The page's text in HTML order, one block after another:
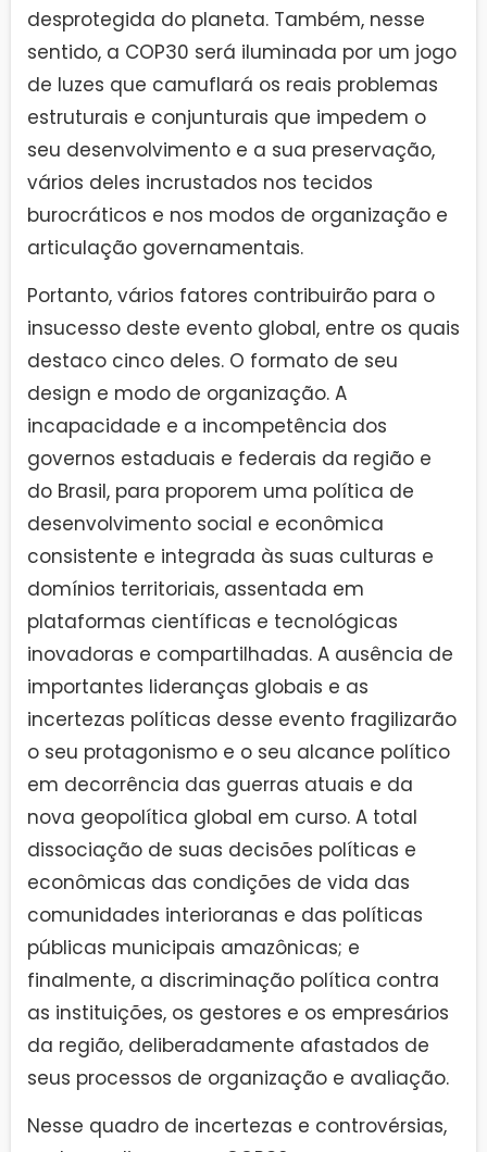
desprotegida do planeta. Também, nesse
sentido, a COP30 será iluminada por um jogo
de luzes que camuflará os reais problemas
estruturais e conjunturais que impedem o
seu desenvolvimento e a sua preservação,
vários deles incrustados nos tecidos
burocráticos e nos modos de organização e
articulação governamentais.
Portanto, vários fatores contribuirão para o
insucesso deste evento global, entre os quais
destaco cinco deles. O formato de seu
design e modo de organização. A
incapacidade e a incompetência dos
governos estaduais e federais da região e
do Brasil, para proporem uma política de
desenvolvimento social e econômica
consistente e integrada às suas culturas e
domínios territoriais, assentada em
plataformas científicas e tecnológicas
inovadoras e compartilhadas. A ausência de
importantes lideranças globais e as
incertezas políticas desse evento fragilizarão
o seu protagonismo e o seu alcance político
em decorrência das guerras atuais e da
nova geopolítica global em curso. A total
dissociação de suas decisões políticas e
econômicas das condições de vida das
comunidades interioranas e das políticas
públicas municipais amazônicas; e
finalmente, a discriminação política contra
as instituições, os gestores e os empresários
da região, deliberadamente afastados de
seus processos de organização e avaliação.
Nesse quadro de incertezas e controvérsias,